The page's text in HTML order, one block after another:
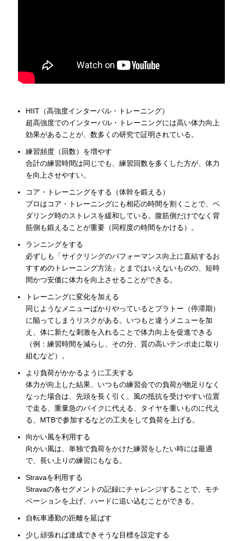
HIIT（高強度インターバル・トレーニング）
超高強度でのインターバル・トレーニングには高い体力向上
効果があることが、数多くの研究で証明されている。
練習頻度（回数）を増やす
合計の練習時間は同じでも、練習回数を多くした方が、体力
を向上させやすい。
コア・トレーニングをする（体幹を鍛える）
プロはコア・トレーニングにも相応の時間を割くことで、ペ
ダリング時のストレスを緩和している。腹筋側だけでなく背
筋側も鍛えることが重要（同程度の時間をかける）。
ランニングをする
必ずしも「サイクリングのパフォーマンス向上に直結するお
すすめのトレーニング方法」とまではいえないものの、短時
間かつ安価に体力を向上させることができる。
トレーニングに変化を加える
同じようなメニューばかりやっているとプラトー（停滞期）
に陥ってしまうリスクがある。いつもと違うメニューを加
え、体に新たな刺激を入れることで体力向上を促進できる
（例：練習時間を減らし、その分、質の高いテンポ走に取り
組むなど）。
より負荷がかかるように工夫する
体力が向上した結果、いつもの練習会での負荷が物足りなく
なった場合は、先頭を長く引く、風の抵抗を受けやすい位置
で走る、重量急のバイクに代える、タイヤを重いものに代え
る、MTBで参加するなどの工夫をして負荷を上げる。
向かい風を利用する
向かい風は、単独で負荷をかけた練習をしたい時には最適
で、長い上りの練習にもなる。
Stravaを利用する
Stravaの各セグメントの記録にチャレンジすることで、モチ
ベーションを上げ、ハードに追い込むことができる。
自転車通勤の距離を延ばす
少し頑張れば達成できそうな目標を設定する